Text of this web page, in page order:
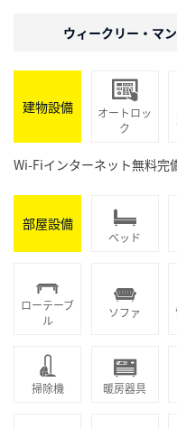
ウィークリー・マ
建物設備
オートロッ
ク
Wi-Fiインターネット無料完
部屋設備
ベッド
ローテーブ
ル
ソファ
掃除機 暖房器具